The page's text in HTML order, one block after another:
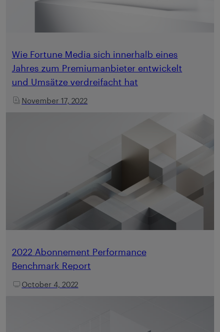
Wie Fortune Media sich innerhalb eines
Jahres zum Premiumanbieter entwickelt
und Umsätze verdreifacht hat
November 17, 2022
2022 Abonnement Performance
Benchmark Report
October 4, 2022